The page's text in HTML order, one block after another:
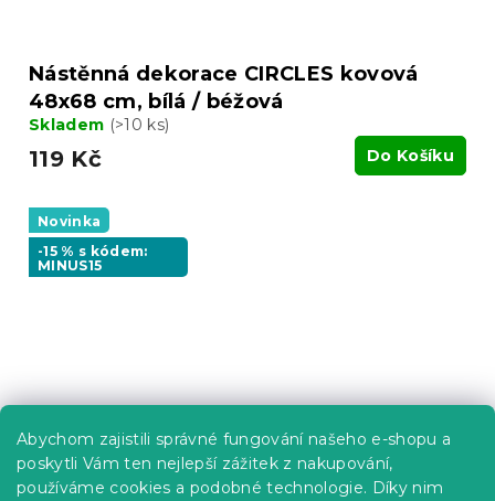
Abychom zajistili správné fungování našeho e-shopu a
poskytli Vám ten nejlepší zážitek z nakupování,
používáme cookies a podobné technologie. Díky nim
Nástěnná dekorace CIRCLES kovová
48x68 cm, bílá / béžová
Skladem (>10 ks)
119 Kč Do Košíku
Novinka
-15 % s kódem:
MINUS15